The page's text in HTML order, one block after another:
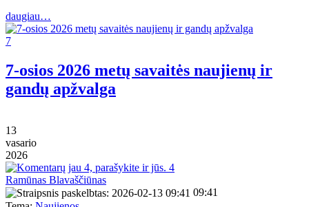
daugiau…
7
7-osios 2026 metų savaitės naujienų ir
gandų apžvalga
13
vasario
2026
4
Ramūnas Blavaščiūnas
09:41